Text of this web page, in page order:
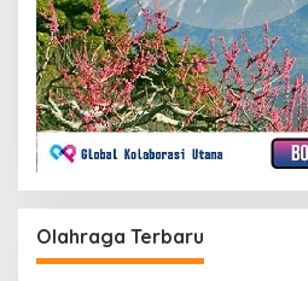
Olahraga Terbaru